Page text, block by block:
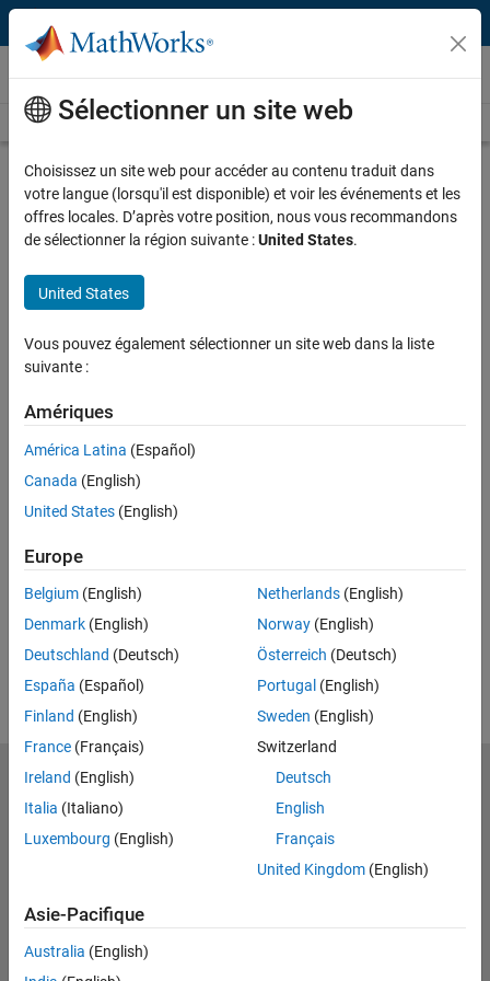
Passer au contenu
Vidéos
Videos Home Search
Play
Description
Recorded: 10 May 2024
Feedback
RELATED VIDEOS
View more related videos
Sélectionner un site web
Choisissez un site web pour accéder au contenu traduit dans
votre langue (lorsqu'il est disponible) et voir les événements et les
offres locales. D’après votre position, nous vous recommandons
de sélectionner la région suivante :United States.
United States
Vous pouvez également sélectionner un site web dans la liste
suivante :
Amériques
América Latina (Español)
Canada (English)
United States (English)
Europe
Belgium (English)
Denmark (English)
Deutschland (Deutsch)
España (Español)
Finland (English)
France (Français)
Ireland (English)
Italia (Italiano)
Luxembourg (English)
Netherlands(English)
Norway(English)
Österreich (Deutsch)
Portugal (English)
Sweden (English)
Switzerland
Deutsch
English
Français
United Kingdom(English)
Asie-Pacifique
Australia (English)
MathWorks
Accelerating the pace of engineering and science
Découvrir les produits